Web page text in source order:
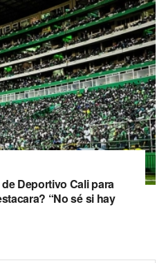
Deportivo Cali para
“No sé si hay